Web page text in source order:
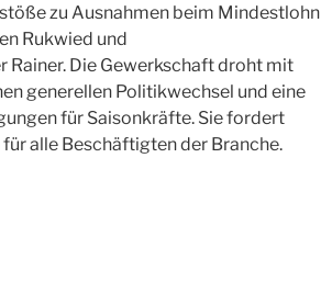
zu Ausnahmen beim Mindestlohn
Rukwied und
Die Gewerkschaft droht mit
generellen Politikwechsel und eine
für Saisonkräfte. Sie fordert
alle Beschäftigten der Branche.